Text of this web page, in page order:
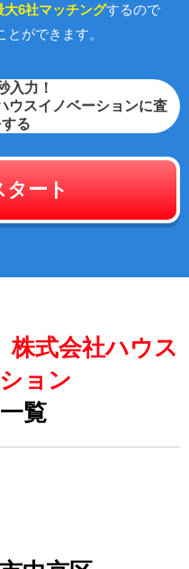
大6社マッチングするので
ができます。
入力！
スイノベーションに査
る
タート
式会社ハウス
ョン
覧